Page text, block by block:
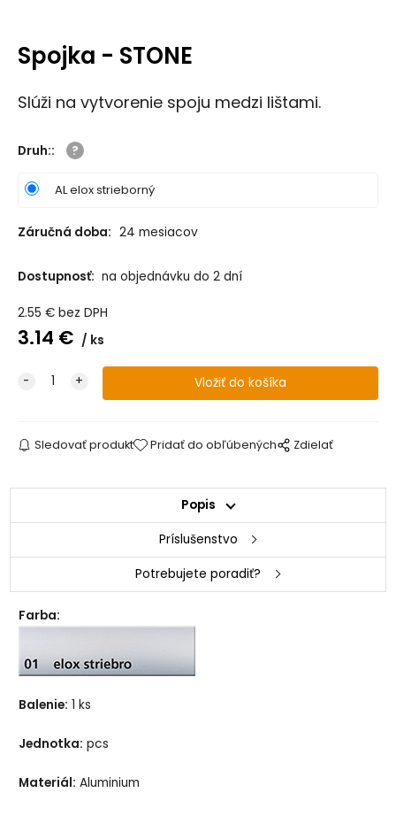
Spojka - STONE
Slúži na vytvorenie spoju medzi lištami.
Druh::
AL elox strieborný
Záručná doba: 24 mesiacov
Dostupnosť: na objednávku do 2 dní
2.55 € bez DPH
3.14 € ks
Sledovať produkt Pridať do obľúbených Zdielať
Popis
Príslušenstvo
Potrebujete poradiť?
Farba:
Balenie: 1 ks
Jednotka: pcs
Materiál: Aluminium